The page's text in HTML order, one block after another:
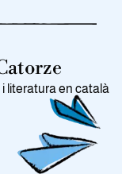
literatura en català